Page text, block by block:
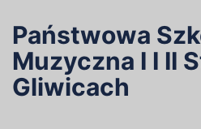
Państwowa
Muzyczna I I II
Gliwicach